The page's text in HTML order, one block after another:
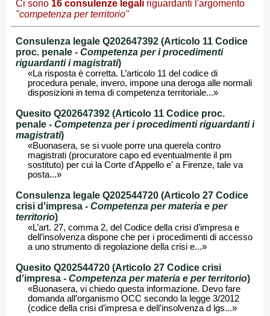
Ci sono 16 consulenze legali riguardanti l'argomento
"competenza per territorio"
Consulenza legale Q202647392 (Articolo 11 Codice
proc. penale - Competenza per i procedimenti
riguardanti i magistrati)
«La risposta è corretta. L’articolo 11 del codice di
procedura penale, invero, impone una deroga alle normali
disposizioni in tema di competenza territoriale...»
Quesito Q202647392 (Articolo 11 Codice proc.
penale - Competenza per i procedimenti riguardanti i
magistrati)
«Buonasera, se si vuole porre una querela contro
magistrati (procuratore capo ed eventualmente il pm
sostituto) per cui la Corte d'Appello e' a Firenze, tale va
posta...»
Consulenza legale Q202544720 (Articolo 27 Codice
crisi d'impresa - Competenza per materia e per
territorio)
«L’art. 27, comma 2, del Codice della crisi d’impresa e
dell’insolvenza dispone che per i procedimenti di accesso
a uno strumento di regolazione della crisi e...»
Quesito Q202544720 (Articolo 27 Codice crisi
d'impresa - Competenza per materia e per territorio)
«Buonasera, vi chiedo questa informazione. Devo fare
domanda all’organismo OCC secondo la legge 3/2012
(codice della crisi d’impresa e dell’insolvenza d lgs...»